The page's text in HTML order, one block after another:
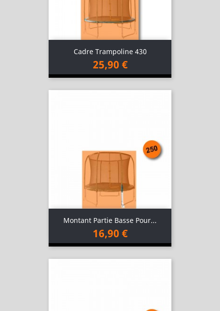
Cadre Trampoline 430
25,90 €
Montant Partie Basse Pour...
16,90 €